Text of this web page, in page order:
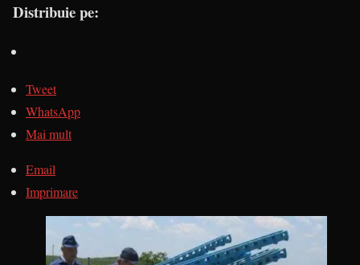
Distribuie pe:
Tweet
WhatsApp
Mai mult
Email
Imprimare